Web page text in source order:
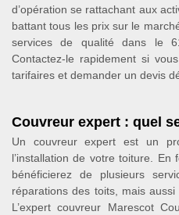
d’opération se rattachant aux
battant tous les prix sur le
services de qualité dans le
Contactez-le rapidement si
tarifaires et demander un devis
Couvreur expert : quel
Un couvreur expert est un
l’installation de votre toiture.
bénéficierez de plusieurs
réparations des toits, mais
L’expert couvreur Marescot